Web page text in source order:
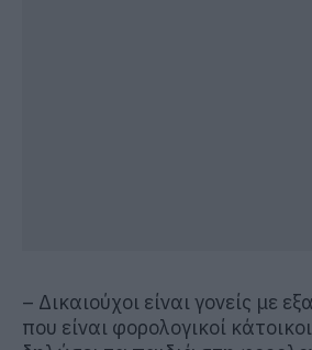
– Δικαιούχοι είναι γονείς με
που είναι φορολογικοί